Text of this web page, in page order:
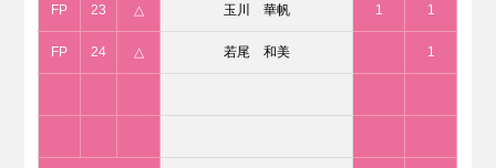
FP 23 △ 玉川 華帆 1 1
FP 24 △ 若尾 和美 1